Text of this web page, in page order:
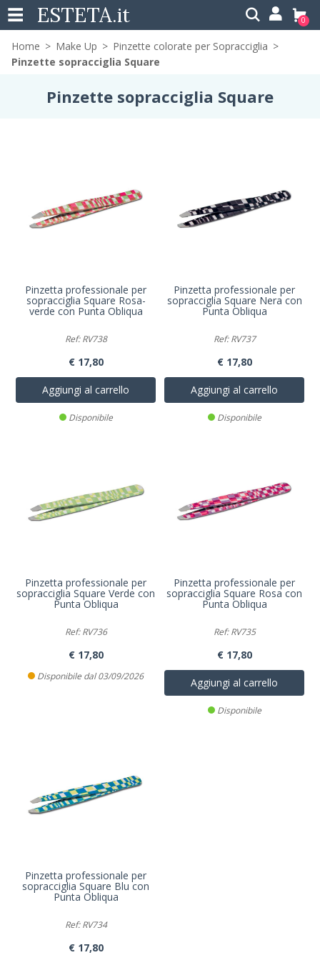
ESTETA.it 0
Home Make Up
Pinzette colorate per Sopracciglia
Pinzette sopracciglia Square
Pinzette sopracciglia Square
Pinzetta professionale per
sopracciglia Square Rosa-
verde con Punta Obliqua
Ref: RV738
€ 17,80
Aggiungi al carrello
Disponibile
Pinzetta professionale per
sopracciglia Square Nera con
Punta Obliqua
Ref: RV737
€ 17,80
Aggiungi al carrello
Disponibile
Pinzetta professionale per
sopracciglia Square Verde con
Punta Obliqua
Ref: RV736
€ 17,80
Disponibile dal 03/09/2026
Pinzetta professionale per
sopracciglia Square Rosa con
Punta Obliqua
Ref: RV735
€ 17,80
Aggiungi al carrello
Disponibile
Pinzetta professionale per
sopracciglia Square Blu con
Punta Obliqua
Ref: RV734
€ 17,80